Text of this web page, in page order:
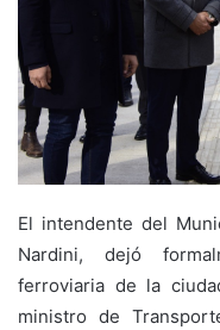
El intendente del
Nardini, dejó
ferroviaria de la
ministro de